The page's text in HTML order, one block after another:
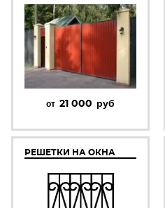
от 21 000 руб
РЕШЕТКИ НА ОКНА